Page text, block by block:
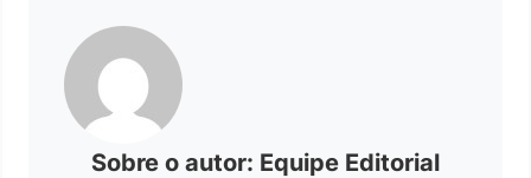
Sobre o autor: Equipe Editorial